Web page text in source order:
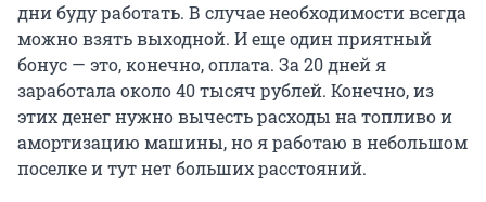
дни буду работать. В случае необходимости всегда
можно взять выходной. И еще один приятный
бонус — это, конечно, оплата. За 20 дней я
заработала около 40 тысяч рублей. Конечно, из
этих денег нужно вычесть расходы на топливо и
амортизацию машины, но я работаю в небольшом
поселке и тут нет больших расстояний.